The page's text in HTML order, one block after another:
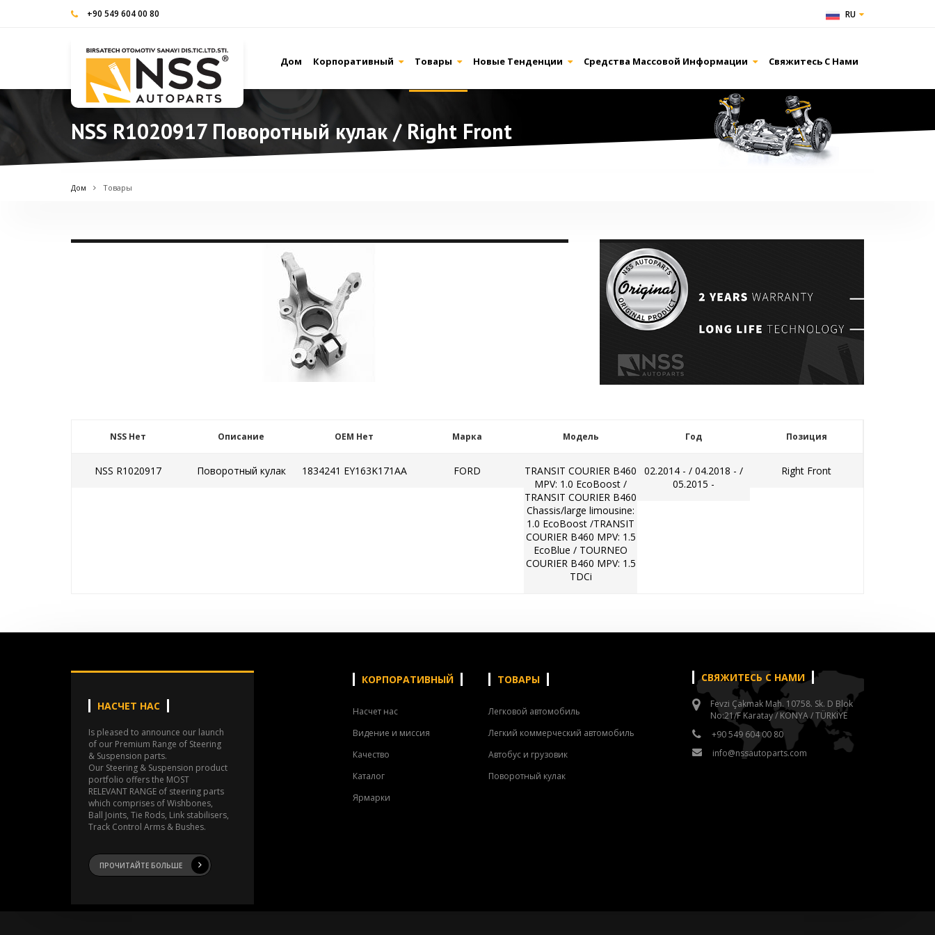
+90 549 604 00 80 RU
Дом Корпоративный Товары Новые Тенденции Средства Массовой Информации Свяжитесь С Нами
NSS R1020917 Поворотный кулак / Right Front
Дом Товары
NSS Нет
NSS R1020917
Описание
Поворотный кулак
OEM Нет
1834241 EY163K171AA
Марка
FORD
Модель
TRANSIT COURIER B460
MPV: 1.0 EcoBoost /
TRANSIT COURIER B460
Chassis/large limousine:
1.0 EcoBoost /TRANSIT
COURIER B460 MPV: 1.5
EcoBlue / TOURNEO
COURIER B460 MPV: 1.5
TDCi
Год
02.2014 - / 04.2018 - /
05.2015 -
Позиция
Right Front
НАСЧЕТ НАС
Is pleased to announce our launch
of our Premium Range of Steering
& Suspension parts.
Our Steering & Suspension product
portfolio offers the MOST
RELEVANT RANGE of steering parts
which comprises of Wishbones,
Ball Joints, Tie Rods, Link stabilisers,
Track Control Arms & Bushes.
ПРОЧИТАЙТЕ БОЛЬШЕ
КОРПОРАТИВНЫЙ
Насчет нас
Видение и миссия
Качество
Каталог
Ярмарки
ТОВАРЫ
Легковой автомобиль
Легкий коммерческий автомобиль
Автобус и грузовик
Поворотный кулак
СВЯЖИТЕСЬ С НАМИ
Fevzi Çakmak Mah. 10758. Sk. D Blok
No:21/F Karatay / KONYA / TÜRKİYE
+90 549 604 00 80
info@nssautoparts.com